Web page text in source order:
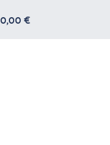
0,00 €Warenkorb